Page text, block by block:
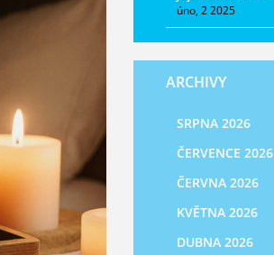
úno, 2 2025
ARCHIVY
SRPNA 2026
ČERVENCE 2026
ČERVNA 2026
KVĚTNA 2026
DUBNA 2026